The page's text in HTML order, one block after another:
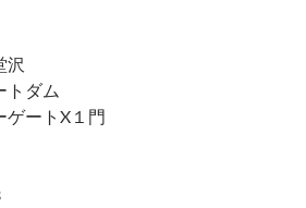
沢
トダム
ゲートX１門